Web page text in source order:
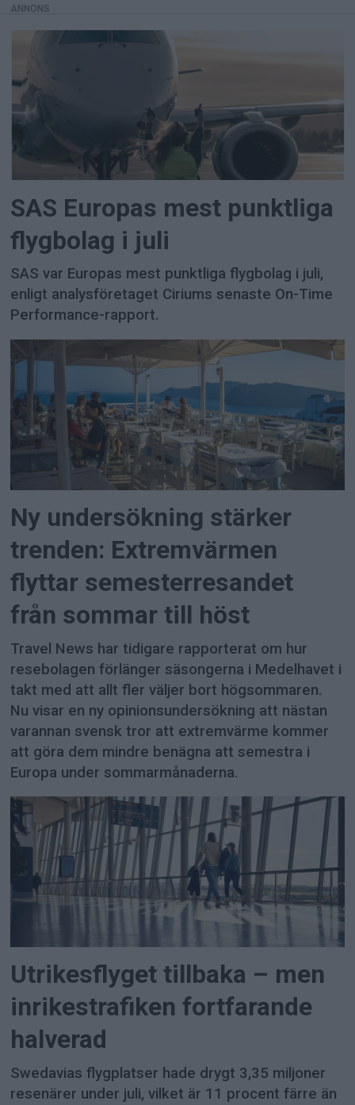
ANNONS
SAS Europas mest punktliga
flygbolag i juli
SAS var Europas mest punktliga flygbolag i juli,
enligt analysföretaget Ciriums senaste On-Time
Performance-rapport.
Ny undersökning stärker
trenden: Extremvärmen
flyttar semesterresandet
från sommar till höst
Travel News har tidigare rapporterat om hur
resebolagen förlänger säsongerna i Medelhavet i
takt med att allt fler väljer bort högsommaren.
Nu visar en ny opinionsundersökning att nästan
varannan svensk tror att extremvärme kommer
att göra dem mindre benägna att semestra i
Europa under sommarmånaderna.
Utrikesflyget tillbaka – men
inrikestrafiken fortfarande
halverad
Swedavias flygplatser hade drygt 3,35 miljoner
resenärer under juli, vilket är 11 procent färre än